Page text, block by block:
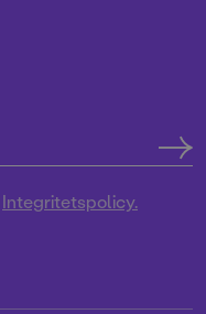
Integritetspolicy.